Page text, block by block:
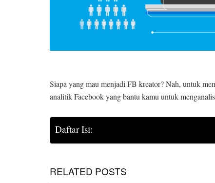
Siapa yang mau menjadi FB kreator? Nah, untuk
analitik Facebook yang bantu kamu untuk
Daftar Isi:
RELATED POSTS